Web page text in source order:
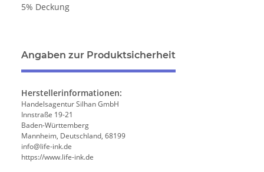
5% Deckung
Angaben zur Produktsicherheit
Herstellerinformationen:
Handelsagentur Silhan GmbH
Innstraße 19-21
Baden-Württemberg
Mannheim, Deutschland, 68199
info@life-ink.de
https://www.life-ink.de